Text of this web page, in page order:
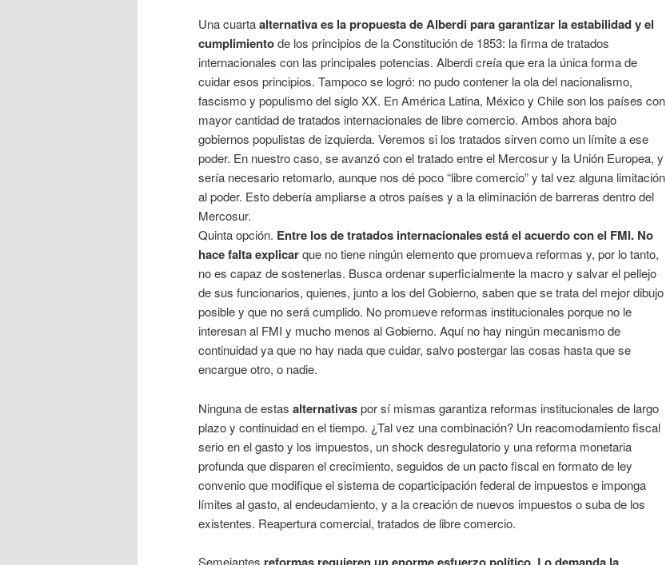
Una cuartaalternativa es la propuesta de Alberdi para garantizar la estabilidad y el
cumplimientode los principios de la Constitución de 1853: la firma de tratados
internacionales con las principales potencias. Alberdi creía que era la única forma de
cuidar esos principios. Tampoco se logró: no pudo contener la ola del nacionalismo,
fascismo y populismo del siglo XX. En América Latina, México y Chile son los países con
mayor cantidad de tratados internacionales de libre comercio. Ambos ahora bajo
gobiernos populistas de izquierda. Veremos si los tratados sirven como un límite a ese
poder. En nuestro caso, se avanzó con el tratado entre el Mercosur y la Unión Europea, y
sería necesario retomarlo, aunque nos dé poco “libre comercio” y tal vez alguna limitación
al poder. Esto debería ampliarse a otros países y a la eliminación de barreras dentro del
Mercosur.
Quinta opción. Entre los de tratados internacionales está el acuerdo con el FMI. No
hace falta explicarque no tiene ningún elemento que promueva reformas y, por lo tanto,
no es capaz de sostenerlas. Busca ordenar superficialmente la macro y salvar el pellejo
de sus funcionarios, quienes, junto a los del Gobierno, saben que se trata del mejor dibujo
posible y que no será cumplido. No promueve reformas institucionales porque no le
interesan al FMI y mucho menos al Gobierno. Aquí no hay ningún mecanismo de
continuidad ya que no hay nada que cuidar, salvo postergar las cosas hasta que se
encargue otro, o nadie.
Ninguna de estas alternativaspor sí mismas garantiza reformas institucionales de largo
plazo y continuidad en el tiempo. ¿Tal vez una combinación? Un reacomodamiento fiscal
serio en el gasto y los impuestos, un shock desregulatorio y una reforma monetaria
profunda que disparen el crecimiento, seguidos de un pacto fiscal en formato de ley
convenio que modifique el sistema de coparticipación federal de impuestos e imponga
límites al gasto, al endeudamiento, y a la creación de nuevos impuestos o suba de los
existentes. Reapertura comercial, tratados de libre comercio.
Semejantes